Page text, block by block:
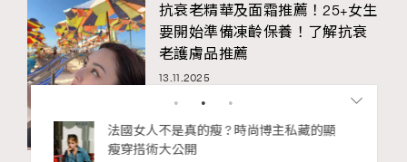
抗衰老精華及面霜推薦！25+女生
要開始準備凍齡保養！了解抗衰
老護膚品推薦
13.11.2025
的顯
別再用酒精消毒皮革！6個清潔手袋小技
巧，讓你更愛惜你的手袋